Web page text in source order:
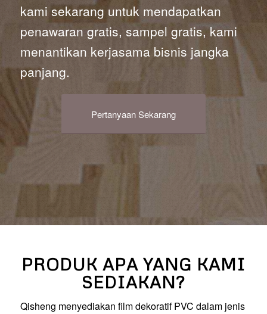
kami sekarang untuk mendapatkan
penawaran gratis, sampel gratis, kami
menantikan kerjasama bisnis jangka
panjang.
Pertanyaan Sekarang
PRODUK APA YANG KAMI
SEDIAKAN?
Qisheng menyediakan film dekoratif PVC dalam jenis